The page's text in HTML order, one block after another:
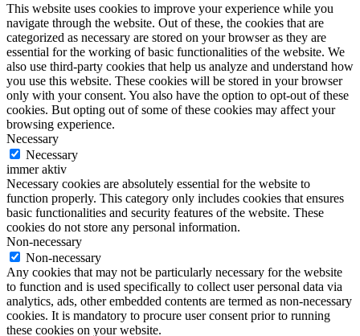
This website uses cookies to improve your experience while you
navigate through the website. Out of these, the cookies that are
categorized as necessary are stored on your browser as they are
essential for the working of basic functionalities of the website. We
also use third-party cookies that help us analyze and understand how
you use this website. These cookies will be stored in your browser
only with your consent. You also have the option to opt-out of these
cookies. But opting out of some of these cookies may affect your
browsing experience.
Necessary
Necessary
immer aktiv
Necessary cookies are absolutely essential for the website to
function properly. This category only includes cookies that ensures
basic functionalities and security features of the website. These
cookies do not store any personal information.
Non-necessary
Non-necessary
Any cookies that may not be particularly necessary for the website
to function and is used specifically to collect user personal data via
analytics, ads, other embedded contents are termed as non-necessary
cookies. It is mandatory to procure user consent prior to running
these cookies on your website.